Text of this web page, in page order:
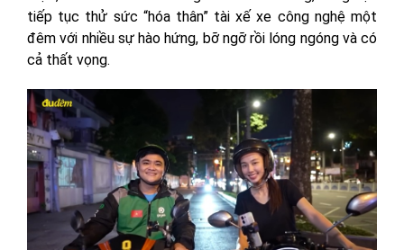
tiếp tục thử sức “hóa thân” tài xế xe công nghệ một
đêm với nhiều sự hào hứng, bỡ ngỡ rồi lóng ngóng và có
cả thất vọng.